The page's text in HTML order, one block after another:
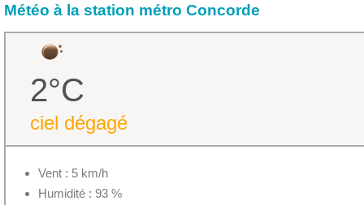
Météo à la station métro Concorde
2°C
ciel dégagé
Vent : 5 km/h
Humidité : 93 %